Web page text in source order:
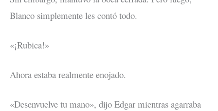
Blanco simplemente les contó todo.
«¡Rubica!»
Ahora estaba realmente enojado.
«Desenvuelve tu mano», dijo Edgar mientras agarraba